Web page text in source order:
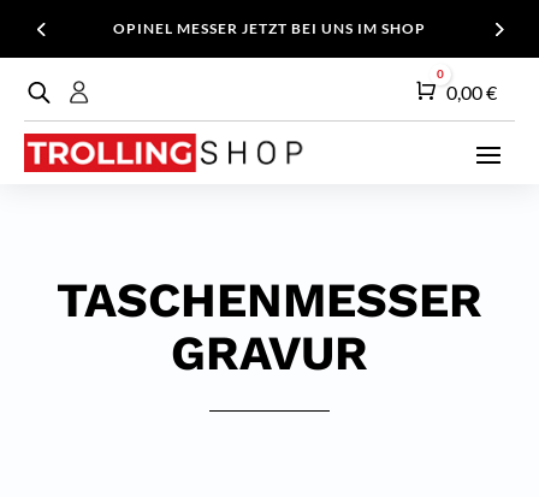
OPINEL MESSER JETZT BEI UNS IM SHOP
Warenkorb
0
0,00€
TASCHENMESSER
GRAVUR